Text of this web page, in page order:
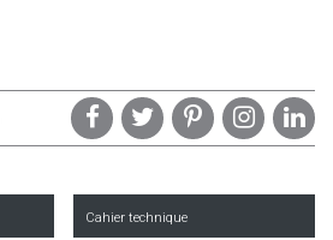
Cahier technique